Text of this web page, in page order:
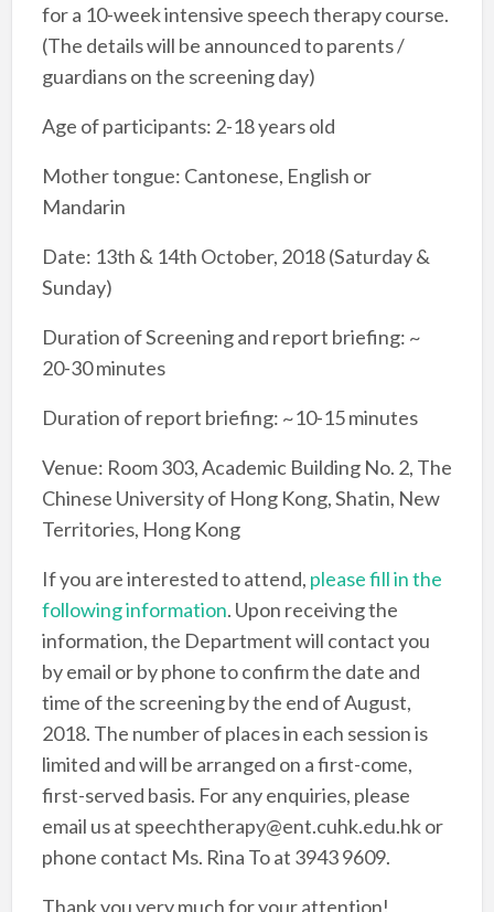
for a 10-week intensive speech therapy course.
(The details will be announced to parents /
guardians on the screening day)
Age of participants: 2-18 years old
Mother tongue: Cantonese, English or
Mandarin
Date: 13th & 14th October, 2018 (Saturday &
Sunday)
Duration of Screening and report briefing: ~
20-30 minutes
Duration of report briefing: ~10-15 minutes
Venue: Room 303, Academic Building No. 2, The
Chinese University of Hong Kong, Shatin, New
Territories, Hong Kong
If you are interested to attend, please fill in the
following information. Upon receiving the
information, the Department will contact you
by email or by phone to confirm the date and
time of the screening by the end of August,
2018. The number of places in each session is
limited and will be arranged on a first-come,
first-served basis. For any enquiries, please
email us at speechtherapy@ent.cuhk.edu.hk or
phone contact Ms. Rina To at 3943 9609.
Thank you very much for your attention!